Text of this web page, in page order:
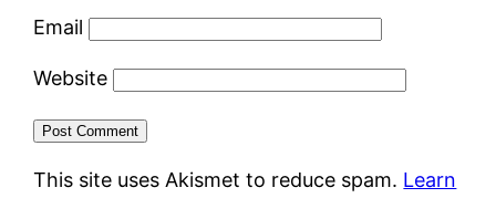
Email
Website
This site uses Akismet to reduce spam. Learn